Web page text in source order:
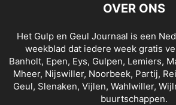
OVER ONS
Het Gulp en Geul Journaal is een
weekblad dat iedere week gratis
Banholt, Epen, Eys, Gulpen, Lemiers,
Mheer, Nijswiller, Noorbeek, Partij,
Geul, Slenaken, Vijlen, Wahlwiller,
buurtschappen.